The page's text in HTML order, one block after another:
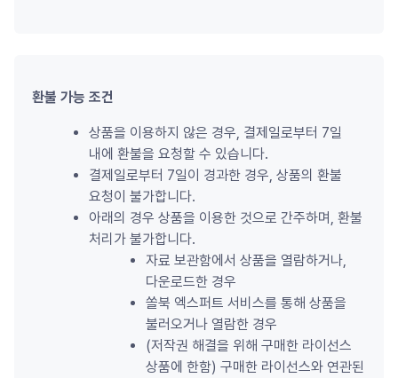
환불 가능 조건
상품을 이용하지 않은 경우, 결제일로부터 7일
내에 환불을 요청할 수 있습니다.
결제일로부터 7일이 경과한 경우, 상품의 환불
요청이 불가합니다.
아래의 경우 상품을 이용한 것으로 간주하며, 환불
처리가 불가합니다.
자료 보관함에서 상품을 열람하거나,
다운로드한 경우
쏠북 엑스퍼트 서비스를 통해 상품을
불러오거나 열람한 경우
(저작권 해결을 위해 구매한 라이선스
상품에 한함) 구매한 라이선스와 연관된